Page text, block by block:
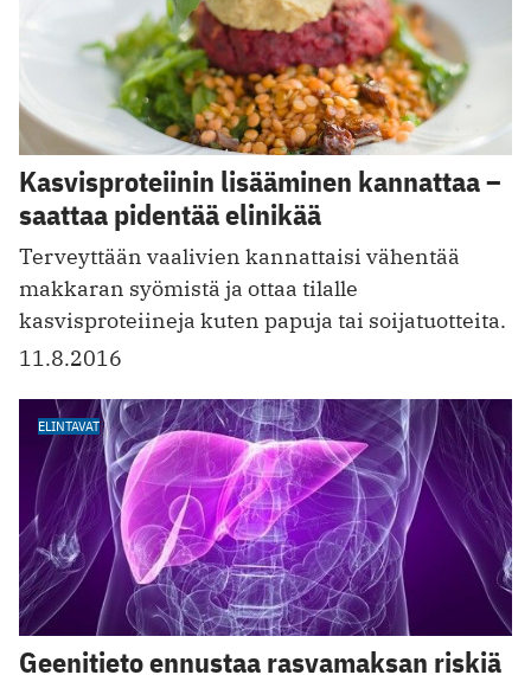
Kasvisproteiinin lisääminen kannattaa –
saattaa pidentää elinikää
Terveyttään vaalivien kannattaisi vähentää
makkaran syömistä ja ottaa tilalle
kasvisproteiineja kuten papuja tai soijatuotteita.
11.8.2016
ELINTAVAT
Geenitieto ennustaa rasvamaksan riskiä